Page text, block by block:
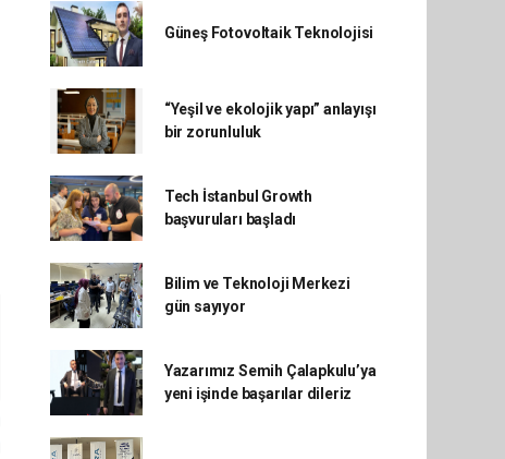
Güneş Fotovoltaik Teknolojisi
“Yeşil ve ekolojik yapı” anlayışı
bir zorunluluk
Tech İstanbul Growth
başvuruları başladı
Bilim ve Teknoloji Merkezi
gün sayıyor
Yazarımız Semih Çalapkulu’ya
yeni işinde başarılar dileriz